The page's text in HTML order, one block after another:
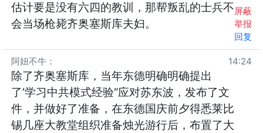
估计要是没有六四的教训，那帮叛乱的士兵不
会当场枪毙齐奥塞斯库夫妇。
屏蔽
举报
回复
阿妞不牛 ： 14:24
除了齐奥塞斯库，当年东德明确明确提出
了‘学习中共模式经验“应对苏东波，发布了文
件，并做好了准备，在东德国庆前夕得悉莱比
锡几座大教堂组织准备烛光游行后，布置了大